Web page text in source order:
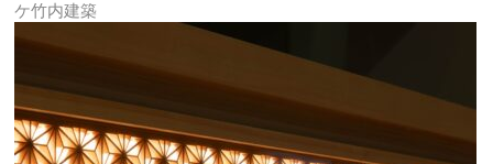
ケ竹内建築